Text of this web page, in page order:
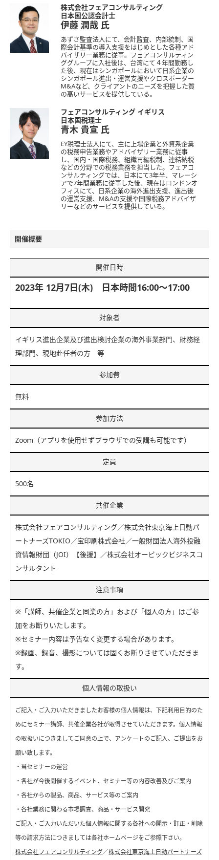
株式会社フェアコンサルティング
日本国公認会計士
伊藤 潤哉 氏
あずさ監査法人にて、会計監査、内部統制、国
際会計基準の導入支援をはじめとした各種アド
バイザリー業務に従事。フェアコンサルティン
ググループに入社後は、台湾にて４年間勤務し
た後、現在はシンガポールにおいて日系企業の
シンガポール進出・運営支援やクロスボーダー
M&Aなど、クライアントのニーズを把握した質
の高いサービスを提供している。
フェアコンサルティング イギリス
日本国税理士
青木 貴宣 氏
EY税理士法人にて、主に上場企業と外資系企業
の税務申告業務やアドバイザリー業務に従事
し、国内・国際税務、組織再編税制、連結納税
などの分野での税務業務を担当した。フェアコ
ンサルティングでは、日本にて3年半、マレーシ
アで7年間業務に従事した後、現在はロンドンオ
フィスにて、日系企業の海外進出支援、進出後
の運営支援、M&Aの支援や国際税務アドバイザ
リーなどのサービスを提供している。
開催概要
開催日時
2023年 12月7日(木) 日本時間16:00～17:00
対象者
イギリス進出企業及び進出検討企業の海外事業部門、財務経
理部門、現地赴任者の方 等
参加費
無料
参加方法
Zoom（アプリを使用せずブラウザでの受講も可能です）
定員
500名
共催企業
株式会社フェアコンサルティング／株式会社東京海上日動パ
ートナーズTOKIO／宝印刷株式会社／一般財団法人海外投融
資情報財団（JOI）【後援】／株式会社オービックビジネスコ
ンサルタント
注意事項
※「講師、共催企業と同業の方」および「個人の方」はご参
加をお断りいたします。
※セミナー内容は予告なく変更する場合があります。
※録画、録音、撮影については固くお断りさせていただきま
す。
個人情報の取扱い
ご記入・ご入力いただきましたお客様の個人情報は、下記利用目的のた
めにセミナー講師、共催企業各社が取得させていただきます。個人情報
の取扱いにつきましてご同意の上で、アンケートのご記入、ご提出をお
願い致します。
・当セミナーの運営
・各社が今後開催するイベント、セミナー等の内容改善及びご案内
・各社からの製品、商品、サービス等のご案内
・各社業務に関わる市場調査、商品・サービス開発
ご記入・ご入力いただいた個人情報に関する各社への開示・訂正・削除
等の請求方法につきましては各社ホームページをご参照下さい。
株式会社フェアコンサルティング ／株式会社東京海上日動パートナーズ